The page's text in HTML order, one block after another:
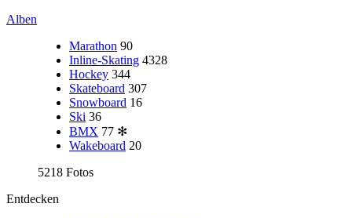
Alben
Marathon 90
Inline-Skating 4328
Hockey 344
Skateboard 307
Snowboard 16
Ski 36
BMX 77 ✻
Wakeboard 20
5218 Fotos
Entdecken